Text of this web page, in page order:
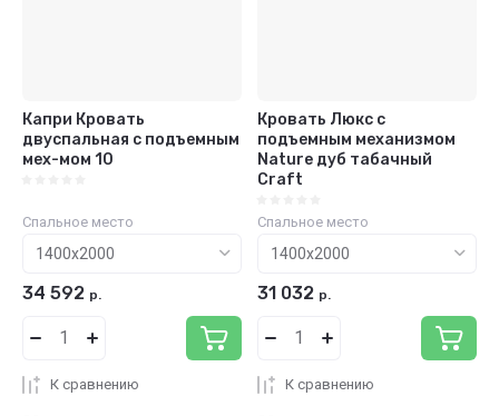
Капри Кровать
двуспальная с подъемным
мех-мом 10
Спальное место
34 592 р.
К сравнению
Кровать Люкс с
подъемным механизмом
Nature дуб табачный
Craft
Спальное место
31 032 р.
К сравнению